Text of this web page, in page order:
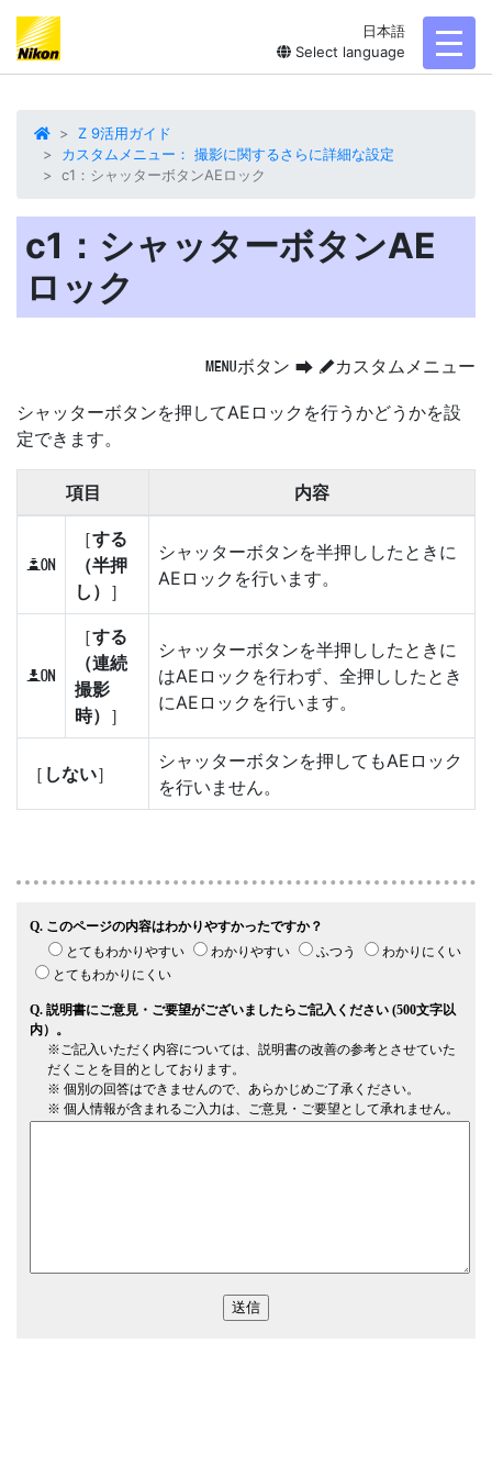
日本語
Select language
Z 9活用ガイド
カスタムメニュー： 撮影に関するさらに詳細な設定
c1：シャッターボタンAEロック
c1：シャッターボタンAE
ロック
Gボタン U Aカスタムメニュー
シャッターボタンを押してAEロック を行うかどうかを設
定できます。
項目 内容
O
［する
（半押
し） ］
シャッターボタンを半押ししたときに
AEロックを行います。
P
［する
（連続
撮影
時） ］
シャッターボタンを半押ししたときに
はAEロックを行わず、全押ししたとき
にAEロックを行います。
［ しない］
シャッターボタンを押してもAEロック
を行いません。